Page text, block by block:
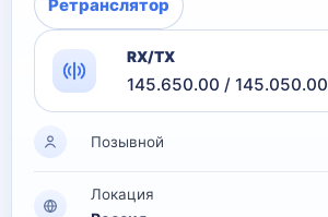
Ретранслятор
RX/TX
145.650.00 / 145.050.00
Позывной
Локация